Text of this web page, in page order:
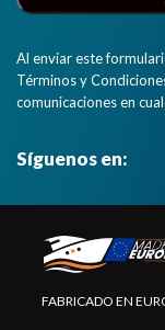
Al enviar este
Términos y
comunicaciones en
Síguenos en:
FABRICADO EN